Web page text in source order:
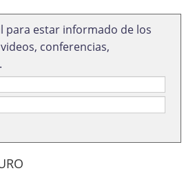
para estar informado de los
conferencias,